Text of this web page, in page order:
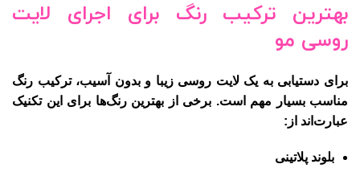
بهترین ترکیب رنگ برای اجرای لایت
روسی مو
برای دستیابی به یک لایت روسی زیبا و بدون آسیب، ترکیب رنگ
مناسب بسیار مهم است. برخی از بهترین رنگ‌ها برای این تکنیک
عبارت‌اند از:
بلوند پلاتینی